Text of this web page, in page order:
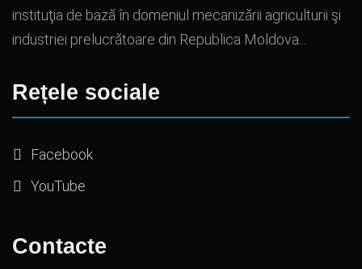
instituţia de bază în domeniul mecanizării agriculturii şi
industriei prelucrătoare din Republica Moldova...
Rețele sociale
Facebook
YouTube
Contacte